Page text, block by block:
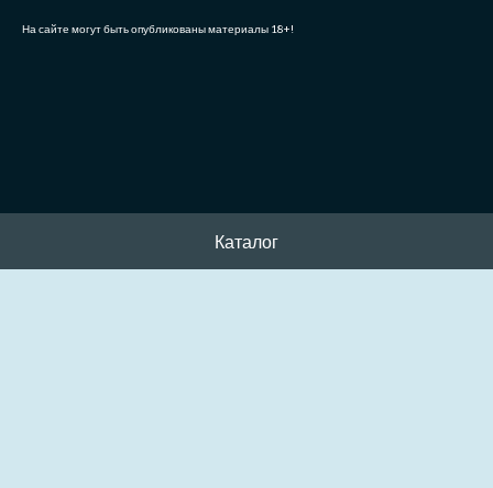
На сайте могут быть опубликованы материалы 18+!
Каталог